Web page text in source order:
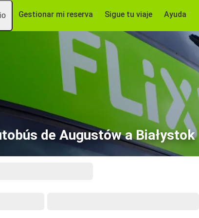
Gestionar mi reserva Sigue tu viaje Ayuda
de Augustów a Białystok